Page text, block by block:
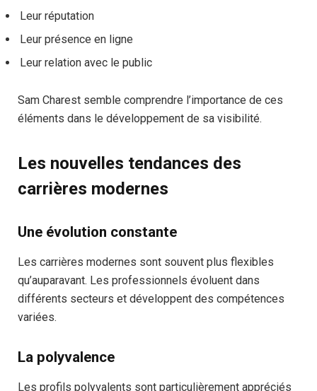
Leur réputation
Leur présence en ligne
Leur relation avec le public
Sam Charest semble comprendre l’importance de ces
éléments dans le développement de sa visibilité.
Les nouvelles tendances des
carrières modernes
Une évolution constante
Les carrières modernes sont souvent plus flexibles
qu’auparavant. Les professionnels évoluent dans
différents secteurs et développent des compétences
variées.
La polyvalence
Les profils polyvalents sont particulièrement appréciés